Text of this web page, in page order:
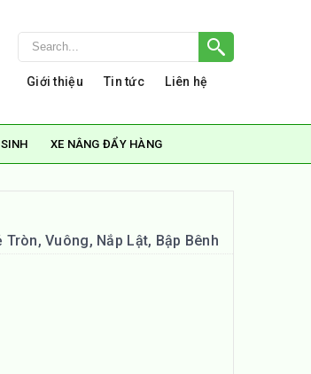
Giới thiệu Tin tức Liên hệ
XE NÂNG ĐẨY HÀNG
Vuông, Nắp Lật, Bập Bênh